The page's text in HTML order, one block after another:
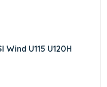
U115 U120H